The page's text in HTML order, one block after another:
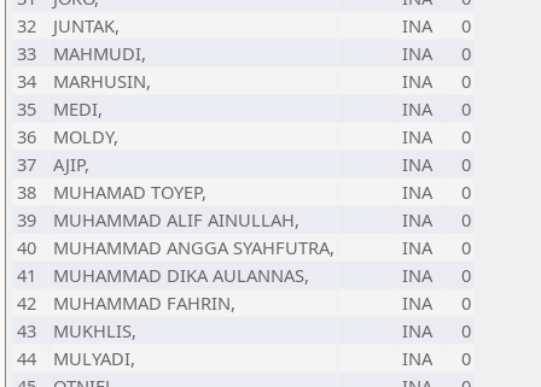
32
JUNTAK, INA
0
33
MAHMUDI, INA
0
34
MARHUSIN, INA
0
35
MEDI, INA
0
36
MOLDY, INA
0
37
AJIP, INA
0
38
MUHAMAD TOYEP, INA
0
39
MUHAMMAD ALIF AINULLAH, INA
0
40
MUHAMMAD ANGGA SYAHFUTRA, INA
0
41
MUHAMMAD DIKA AULANNAS, INA
0
42
MUHAMMAD FAHRIN, INA
0
43
MUKHLIS, INA
0
44
MULYADI, INA
0